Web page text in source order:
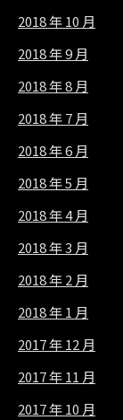
2018 年 10 月
2018 年 9 月
2018 年 8 月
2018 年 7 月
2018 年 6 月
2018 年 5 月
2018 年 4 月
2018 年 3 月
2018 年 2 月
2018 年 1 月
2017 年 12 月
2017 年 11 月
2017 年 10 月